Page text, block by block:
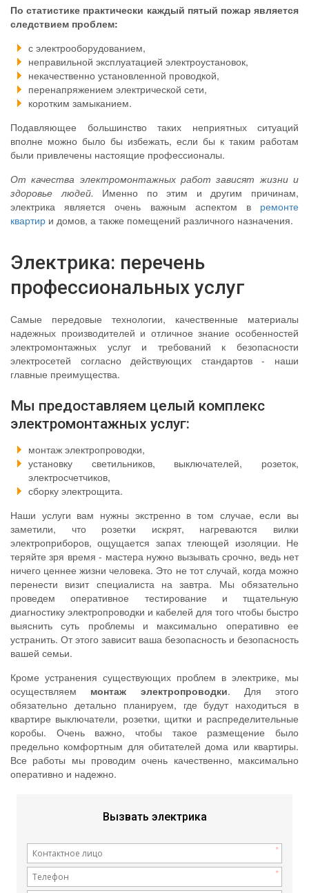
По статистике практически каждый пятый пожар является
следствием проблем:
с электрооборудованием,
неправильной эксплуатацией электроустановок,
некачественно установленной проводкой,
перенапряжением электрической сети,
коротким замыканием.
Подавляющее большинство таких неприятных ситуаций
вполне можно было бы избежать, если бы к таким работам
были привлечены настоящие профессионалы.
От качества электромонтажных работ зависят жизни и
здоровье людей. Именно по этим и другим причинам,
электрика является очень важным аспектом в ремонте
квартир и домов, а также помещений различного назначения.
Электрика: перечень
профессиональных услуг
Самые передовые технологии, качественные материалы
надежных производителей и отличное знание особенностей
электромонтажных услуг и требований к безопасности
электросетей согласно действующих стандартов - наши
главные преимущества.
Мы предоставляем целый комплекс
электромонтажных услуг:
монтаж электропроводки,
установку светильников, выключателей, розеток,
электросчетчиков,
сборку электрощита.
Наши услуги вам нужны экстренно в том случае, если вы
заметили, что розетки искрят, нагреваются вилки
электроприборов, ощущается запах тлеющей изоляции. Не
теряйте зря время - мастера нужно вызывать срочно, ведь нет
ничего ценнее жизни человека. Это не тот случай, когда можно
перенести визит специалиста на завтра. Мы обязательно
проведем оперативное тестирование и тщательную
диагностику электропроводки и кабелей для того чтобы быстро
выяснить суть проблемы и максимально оперативно ее
устранить. От этого зависит ваша безопасность и безопасность
вашей семьи.
Кроме устранения существующих проблем в электрике, мы
осуществляем монтаж электропроводки. Для этого
обязательно детально планируем, где будут находиться в
квартире выключатели, розетки, щитки и распределительные
коробы. Очень важно, чтобы такое размещение было
предельно комфортным для обитателей дома или квартиры.
Все работы мы проводим очень качественно, максимально
оперативно и надежно.
Вызвать электрика